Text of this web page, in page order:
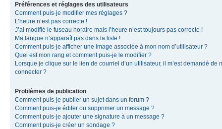
Préférences et réglages des utilisateurs
Comment puis-je modifier mes réglages ?
L’heure n’est pas correcte !
J’ai modifié le fuseau horaire mais l’heure n’est toujours pas correcte !
Ma langue n’apparaît pas dans la liste !
Comment puis-je afficher une image associée à mon nom d’utilisateur ?
Quel est mon rang et comment puis-je le modifier ?
Lorsque je clique sur le lien de courriel d’un utilisateur, il m’est demandé de
connecter ?
Problèmes de publication
Comment puis-je publier un sujet dans un forum ?
Comment puis-je éditer ou supprimer un message ?
Comment puis-je ajouter une signature à un message ?
Comment puis-je créer un sondage ?